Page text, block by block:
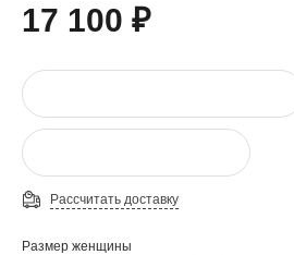
17 100 ₽
Рассчитать доставку
Размер женщины